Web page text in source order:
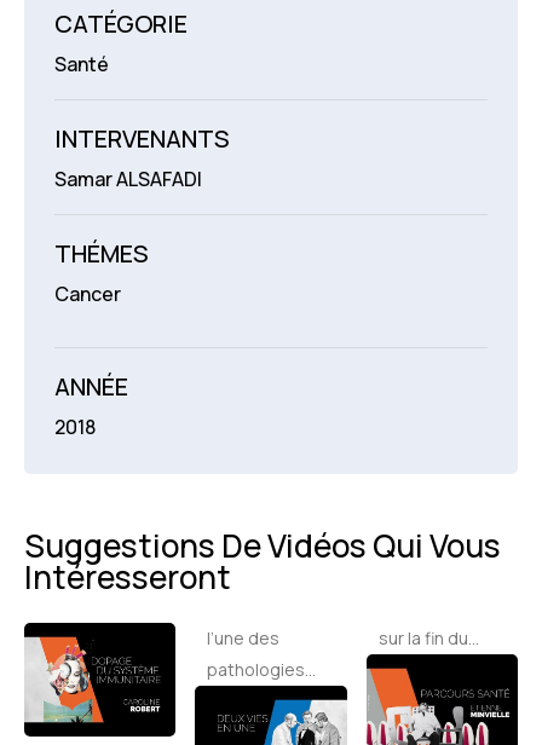
CATÉGORIE
Santé
INTERVENANTS
Samar ALSAFADI
THÉMES
Cancer
ANNÉE
2018
Suggestions De Vidéos Qui Vous
Intéresseront
l’une des
pathologies...
sur la fin du...